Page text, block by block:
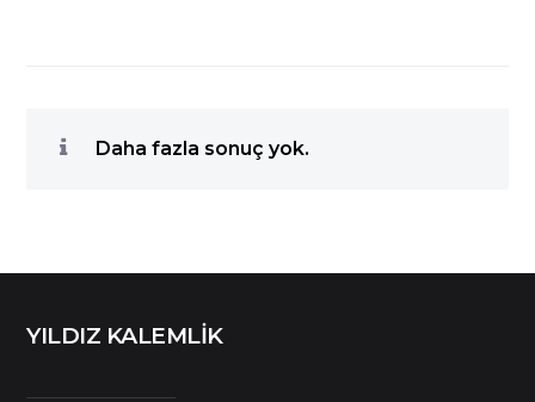
Daha fazla sonuç yok.
YILDIZ KALEMLİK